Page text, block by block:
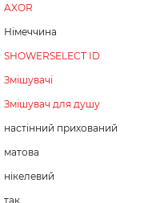
AXOR
Німеччина
SHOWERSELECT ID
Змішувачі
Змішувач для душу
настінний прихований
матова
нікелевий
так